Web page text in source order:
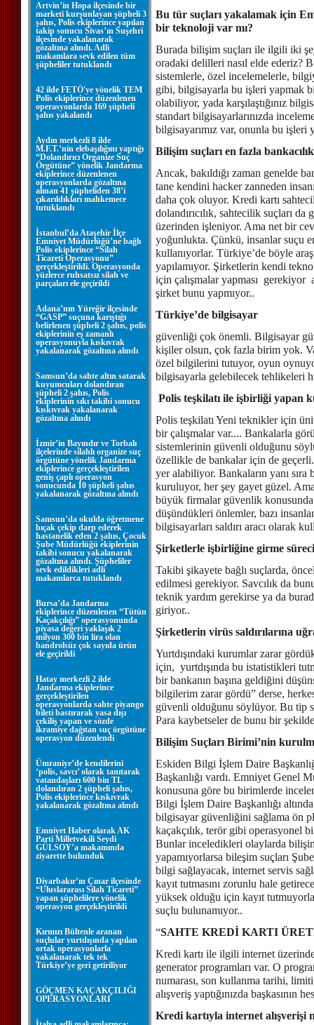
Artvin’in Hopa ilçesinde bir
marketi kurşunlayan şüpheli 3
şahıs, Polis ekiplerince yapılan
takip sonucu Sivas’ın Suşehri
ilçesinde yakalanarak
gözaltına alındı. Adli
makamlara sevk edilen tüm
şüpheliler tutuklandı
42 ilde FETÖ'ye yönelik TEM
Polis ekiplerince düzenlenen
operasyonlarda 169 şüpheli
şahıs yakalandı
Aydın merkezli 8 ilde
M.F.T.’nin elebaşılığını yaptığı
“Dolandırıcı Organize Suç
Örgütüne” yönelik Jandarma
ekiplerince düzenlenen
operasyonlarda gözaltına
alınan 41 şüpheliden 38’i
çıkarıldıkları mahkemece
tutuklandı
İstanbul’da Ataşehir İlçe
Emniyet Müdürlüğü’ne bağlı
Polis ekiplerince “Silah
Ticareti Operasyonu”
gerçekleştirildi. Operasyonda
yüzlerce ruhsatsız silah ve
parçaları ele geçirildi
Adana’nın Yüreğir ilçesinde
“GASP” suçuna karıştığı
belirlenen şüpheli 2 şahıs, polis
ekiplerinin eş zamanlı
operasyonuyla kıskıvrak
yakalanarak gözaltına alındı
Samsun’da sahte altın satarak
kuyumcuları dolandıran
şüpheli 2 şahıs, Polis
ekiplerinin sıkı takibi sonucu
kıskıvrak yakalanarak
gözaltına alındı
İzmir’in Bayındır ve Torbalı
ilçelerinde silahlı organize suç
örgütüne yönelik Jandarma
ekiplerince gerçekleştirilen
geniş çaplı operasyon
sonucunda 10 şüpheli şahıs
yakalanarak gözaltına alındı
Samsun’da okulda öğretmene
bıçak çekip darp ederek
hastanelik eden 2 şahıs, Çocuk
Şube Müdürlüğü ekiplerinin
takibi sonucu yakalanarak
gözaltına alındı. Şüpheliler
sevk edildikleri adli
makamlarca tutuklandı
Bursa’da Jandarma
ekiplerince düzenlenen “Tütün
Kaçakçılığı” operasyonunda
piyasa değeri yaklaşık 2
milyon 300 bin lira olan
bandrolsüz çok sayıda ürün
ele geçirildi
Hatay merkezli 2 ilde
Jandarma ekiplerince
gerçekleştirilen
operasyonlarda sahte piyango
bileti bastırarak yasa dışı
çekiliş yapan ve sözde
ikramiye dağıtan suç örgütüne
operasyon düzenlendi
Ümraniye’de kendilerini
‘polis, savcı’ olarak tanıtarak
vatandaşları 600 bin TL
dolandıran 2 şüpheli şahıs,
Polis ekiplerince kıskıvrak
yakalanarak gözaltına alındı
Emniyet Haber olarak AK
Parti Milletvekili Seydi
GÜLSOY’a makamında
ziyarette bulunduk
Diyarbakır’ın Çınar ilçesinde
“Uluslararası Silah Ticareti”
yapan şüphelilere yönelik
operasyon gerçekleştirildi
Kırmızı Bültenle aranan
suçlular yurtdışında yapılan
ortak operasyonlarla
yakalanarak tek tek
Türkiye’ye geri getiriliyor
GÖÇMEN KAÇAKÇILIĞI
OPERASYONLARI
Bu tür suçları yakalamak için
bir teknoloji var mı?
Burada bilişim suçları ile ilgili iki
oradaki delilleri nasıl elde ederiz?
sistemlerle, özel incelemelerle,
gibi, bilgisayarla bu işleri yapmak
olabiliyor, yada karşılaştığınız
standart bilgisayarlarınızda
bilgisayarımız var, onunla bu
Bilişim suçları en fazla
Ancak, bakıldığı zaman genelde
tane kendini hacker zanneden
daha çok oluyor. Kredi kartı
dolandırıcılık, sahtecilik suçları
üzerinden işleniyor. Ama net bir
yoğunlukta. Çünkü, insanlar suçu
kullanıyorlar. Türkiye’de böyle
yapılamıyor. Şirketlerin kendi
için çalışmalar yapması
şirket bunu yapmıyor..
Türkiye’de bilgisayar
güvenliği çok önemli. Bilgisayar
kişiler olsun, çok fazla birim yok.
özel bilgilerini tutuyor, oyun
bilgisayarla gelebilecek tehlikeleri
Polis teşkilatı ile işbirliği yapan
Polis teşkilatı Yeni teknikler için
bir çalışmalar var.... Bankalarla
sistemlerinin güvenli olduğunu
özellikle de bankalar için de
yer alabiliyor. Bankaların yanı
kuruluyor, her şey gayet güzel.
büyük firmalar güvenlik
düşündükleri önlemler, bazı
bilgisayarları saldırı aracı olarak
Şirketlerle işbirliğine girme
Takibi şikayete bağlı suçlarda,
edilmesi gerekiyor. Savcılık da
teknik yardım gerekirse ya da
giriyor..
Şirketlerin virüs saldırılarına
Yurtdışındaki kurumlar zarar
için, yurtdışında bu istatistikleri
bir bankanın başına geldiğini
bilgilerim zarar gördü” derse,
güvenli olduğunu söylüyor. Bu tip
Para kaybetseler de bunu bir
Bilişim Suçları Birimi’nin
Eskiden Bilgi İşlem Daire
Başkanlığı vardı. Emniyet Genel
konusuna göre bu birimlerde
Bilgi İşlem Daire Başkanlığı
bilgisayar güvenliğini sağlama ön
kaçakçılık, terör gibi operasyonel
Bunlar inceledikleri olaylarda
yapamıyorlarsa bileşim suçları
bilgi sağlayacak, internet servis
kayıt tutmasını zorunlu hale
yüksek olduğu için kayıt
suçlu bulunamıyor..
“SAHTE KREDİ KARTI
Kredi kartı ile ilgili internet
generator programları var. O
numarası, son kullanma tarihi,
alışveriş yaptığınızda başkasının
Kredi kartıyla internet alışverişi